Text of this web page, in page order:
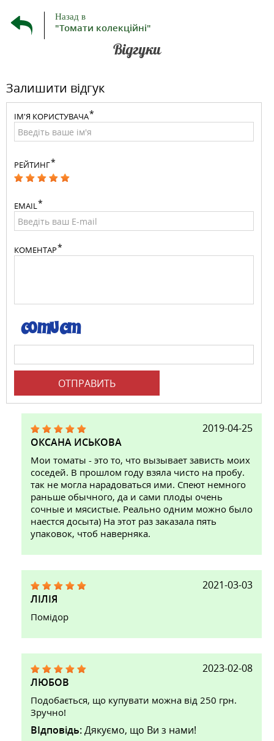
Назад в
"Томати колекційні"
Відгуки
Залишити відгук
ІМ'Я КОРИСТУВАЧА
РЕЙТИНГ
EMAIL
КОМЕНТАР
ОТПРАВИТЬ
2019-04-25
ОКСАНА ИСЬКОВА
Мои томаты - это то, что вызывает зависть моих
соседей. В прошлом году взяла чисто на пробу.
так не могла нарадоваться ими. Спеют немного
раньше обычного, да и сами плоды очень
сочные и мясистые. Реально одним можно было
наестся досыта) На этот раз заказала пять
упаковок, чтоб наверняка.
2021-03-03
ЛІЛІЯ
Помідор
2023-02-08
ЛЮБОВ
Подобається, що купувати можна від 250 грн.
Зручно!
ВІдповідь:Дякуємо, що Ви з нами!